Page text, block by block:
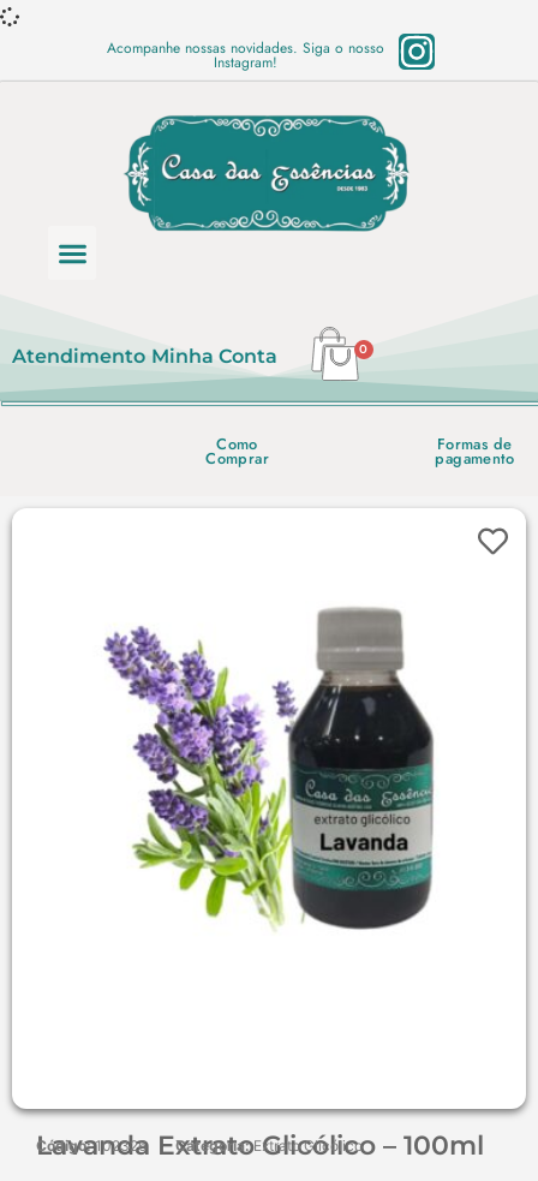
Acompanhe nossas novidades. Siga o nosso
Instagram!
Atendimento Minha Conta 0
Como
Comprar
Formas de
pagamento
Lavanda Extrato Glicólico – 100ml
Código:102326 Categoria: Extrato Glicólico